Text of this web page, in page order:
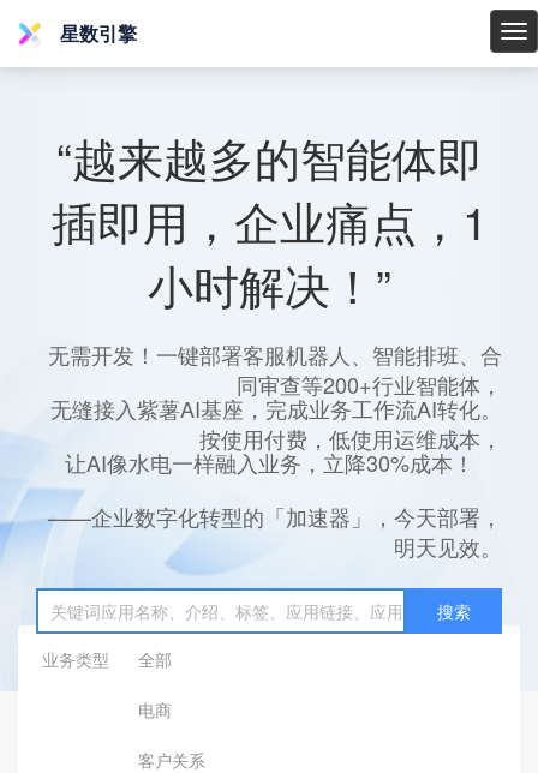
星
星数引擎
“越来越多的智能体即
插即用，企业痛点，1
小时解决！”
无需开发！一键部署客服机器人、智能排班、合
同审查等200+行业智能体，
无缝接入紫薯AI基座，完成业务工作流AI转化。
按使用付费，低使用运维成本，
让AI像水电一样融入业务，立降30%成本！
——企业数字化转型的「加速器」，今天部署，
明天见效。
搜索
业务类型
全部
电商
客户关系